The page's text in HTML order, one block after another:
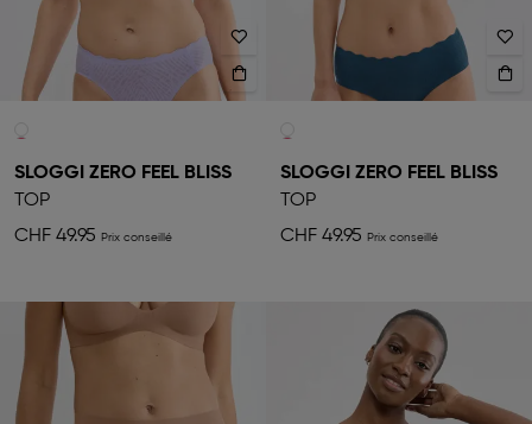
SLOGGI ZERO FEEL BLISS
TOP
CHF 49.95
SLOGGI ZERO FEEL BLISS
TOP
CHF 49.95